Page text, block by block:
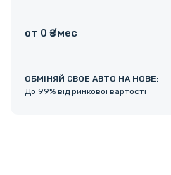
от 0 ₴ /мес
ОБМІНЯЙ СВОЕ АВТО НА НОВЕ:
До 99% від ринкової вартості